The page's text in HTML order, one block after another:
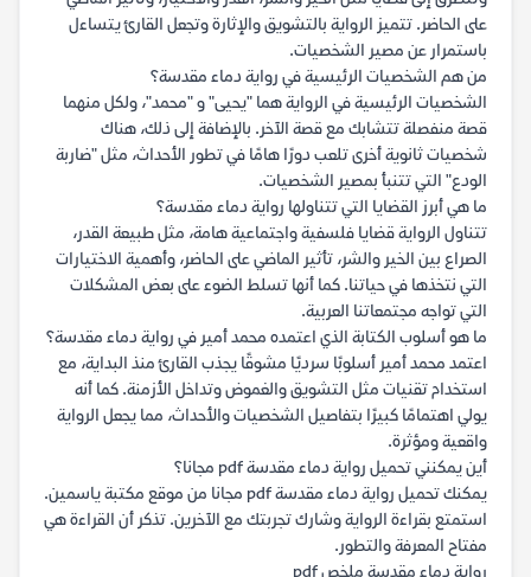
على الحاضر. تتميز الرواية بالتشويق والإثارة وتجعل القارئ يتساءل
باستمرار عن مصير الشخصيات.
من هم الشخصيات الرئيسية في رواية دماء مقدسة؟
الشخصيات الرئيسية في الرواية هما "يحيى" و "محمد"، ولكل منهما
قصة منفصلة تتشابك مع قصة الآخر. بالإضافة إلى ذلك، هناك
شخصيات ثانوية أخرى تلعب دورًا هامًا في تطور الأحداث، مثل "ضاربة
الودع" التي تتنبأ بمصير الشخصيات.
ما هي أبرز القضايا التي تتناولها رواية دماء مقدسة؟
تتناول الرواية قضايا فلسفية واجتماعية هامة، مثل طبيعة القدر،
الصراع بين الخير والشر، تأثير الماضي على الحاضر، وأهمية الاختيارات
التي نتخذها في حياتنا. كما أنها تسلط الضوء على بعض المشكلات
التي تواجه مجتمعاتنا العربية.
ما هو أسلوب الكتابة الذي اعتمده محمد أمير في رواية دماء مقدسة؟
اعتمد محمد أمير أسلوبًا سرديًا مشوقًا يجذب القارئ منذ البداية، مع
استخدام تقنيات مثل التشويق والغموض وتداخل الأزمنة. كما أنه
يولي اهتمامًا كبيرًا بتفاصيل الشخصيات والأحداث، مما يجعل الرواية
واقعية ومؤثرة.
أين يمكنني تحميل رواية دماء مقدسة pdf مجانا؟
يمكنك تحميل رواية دماء مقدسة pdf مجانا من موقع مكتبة ياسمين.
استمتع بقراءة الرواية وشارك تجربتك مع الآخرين. تذكر أن القراءة هي
مفتاح المعرفة والتطور.
رواية دماء مقدسة ملخص pdf